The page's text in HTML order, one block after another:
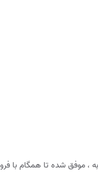
شده تا همگام با